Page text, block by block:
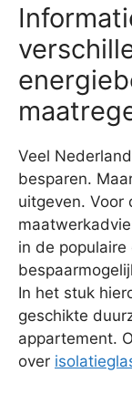
Veel
besparen.
uitgeven. Voor
in de
In het stuk
geschikte
appartement.
over